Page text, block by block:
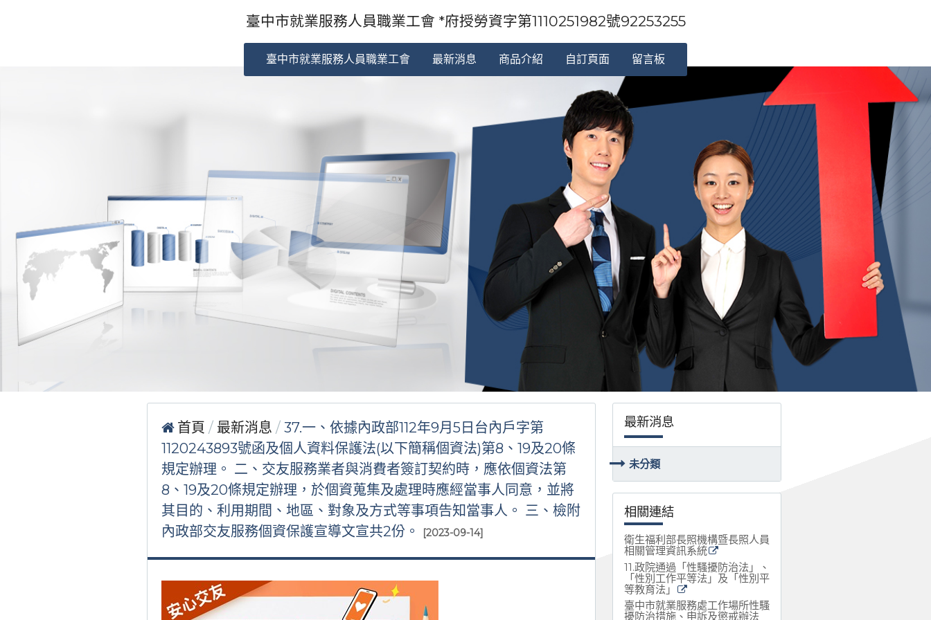
臺中市就業服務人員職業工會 *府授勞資字第1110251982號92253255
臺中市就業服務人員職業工會 最新消息 商品介紹 自訂頁面 留言板
最新消息
未分類
相關連結
衛生福利部長照機構暨長照人員
相關管理資訊系統
11.政院通過「性騷擾防治法」、
「性別工作平等法」及「性別平
等教育法」
臺中市就業服務處工作場所性騷
擾防治措施、申訴及懲戒辦法
首頁 最新消息
37.一、依據內政部112年9月5日台內戶字第
1120243893號函及個人資料保護法(以下簡稱個資法)第8、19及20條
規定辦理。 二、交友服務業者與消費者簽訂契約時，應依個資法第
8、19及20條規定辦理，於個資蒐集及處理時應經當事人同意，並將
其目的、利用期間、地區、對象及方式等事項告知當事人。 三、檢附
內政部交友服務個資保護宣導文宣共2份。
[2023-09-14]